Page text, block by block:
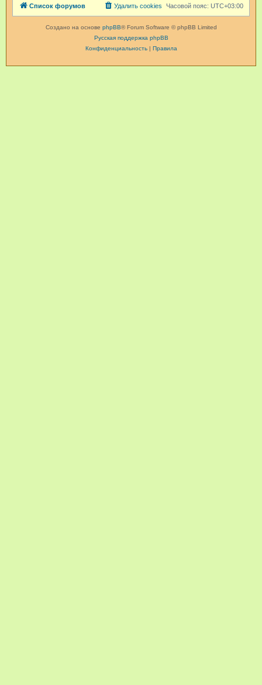
Список форумов Часовой пояс: UTC+03:00
Удалить cookies
Создано на основе phpBB® Forum Software © phpBB Limited
Русская поддержка phpBB
Конфиденциальность| Правила